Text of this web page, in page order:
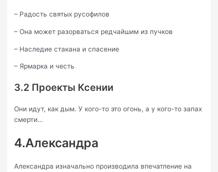
– Радость святых русофилов
– Она может разорваться редчайшим из пучков
– Наследие стакана и спасение
– Ярмарка и честь
3.2 Проекты Ксении
Они идут, как дым. У кого-то это огонь, а у кого-то запах
смерти…
4.Александра
Александра изначально производила впечатление на